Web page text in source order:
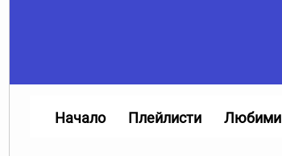
Начало Плейлисти Любими